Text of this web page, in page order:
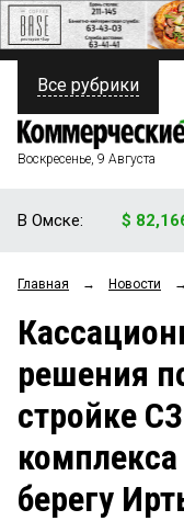
ПОЛИТИКА
ФИНАНСЫ
ОБЩЕСТВО
ЗАКОН
СТИЛЬ ЖИЗНИ
Все рубрики
Воскресенье, 9 Августа
В Омске: $
Главная → Новости →
решения
стройке
берегу